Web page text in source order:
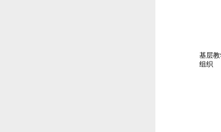
基层教
组织